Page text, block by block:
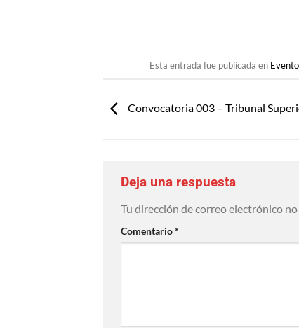
Esta entrada fue publicada en
Convocatoria 003 – Tribunal
Deja una respuesta
Tu dirección de correo electrónico no
Comentario*